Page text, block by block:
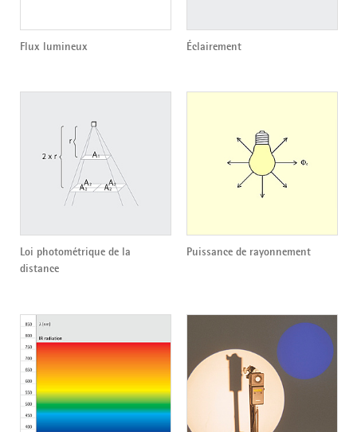
Flux lumineux Éclairement
Loi photométrique de la
distance
Puissance de rayonnement